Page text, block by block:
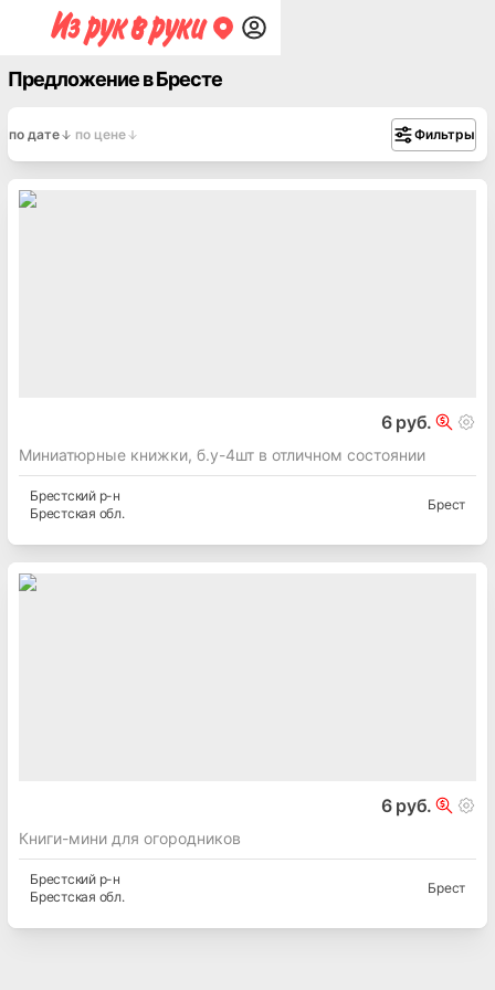
Предложение в Бресте
по дате по цене Фильтры
6 руб.
Миниатюрные книжки, б.у-4шт в отличном состоянии
Брестскийр-н
Брестская обл.
Брест
6 руб.
Книги-мини для огородников
Брестскийр-н
Брестская обл.
Брест